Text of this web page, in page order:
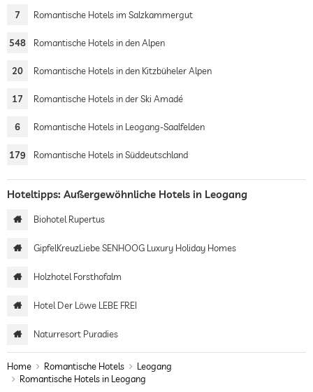
7 Romantische Hotels im Salzkammergut
548 Romantische Hotels in den Alpen
20 Romantische Hotels in den Kitzbüheler Alpen
17 Romantische Hotels in der Ski Amadé
6 Romantische Hotels in Leogang-Saalfelden
179 Romantische Hotels in Süddeutschland
Hoteltipps: Außergewöhnliche Hotels in Leogang
Biohotel Rupertus
GipfelKreuzLiebe SENHOOG Luxury Holiday Homes
Holzhotel Forsthofalm
Hotel Der Löwe LEBE FREI
Naturresort Puradies
Home Romantische Hotels
Leogang
Romantische Hotels in Leogang